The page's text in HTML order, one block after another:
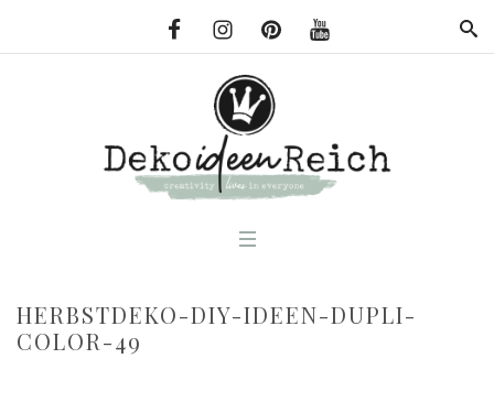
HERBSTDEKO-DIY-IDEEN-DUPLI-
COLOR-49